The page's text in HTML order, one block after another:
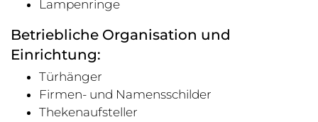
Lampenringe
Betriebliche Organisation und
Einrichtung:
Türhänger
Firmen- und Namensschilder
Thekenaufsteller